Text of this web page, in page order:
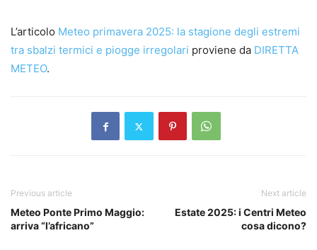
L’articolo Meteo primavera 2025: la stagione degli estremi
tra sbalzi termici e piogge irregolari proviene da DIRETTA
METEO.
Previous article
Meteo Ponte Primo Maggio:
arriva “l’africano”
Next article
Estate 2025: i Centri Meteo
cosa dicono?